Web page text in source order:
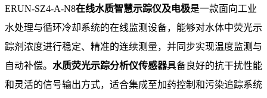
ERUN-SZ4-A-N8在线水质智慧示踪仪及电极是一款面向工业
水处理与循环冷却系统的在线监测设备，能够对水体中荧光示
踪剂浓度进行稳定、精准的连续测量，并同步实现温度监测与
自动补偿。 水质荧光示踪分析仪传感器具备良好的抗干扰性能
和灵活的信号输出方式，适合集成至加药控制和污染追踪系统